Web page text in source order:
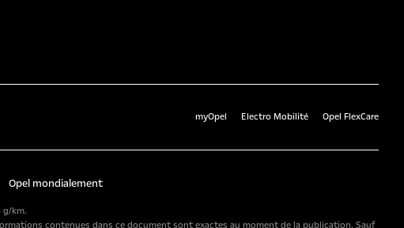
myOpel Electro Mobilité Opel FlexCare
Opel mondialement
g/km.
contenues dans ce document sont exactes au moment de la publication. Sauf